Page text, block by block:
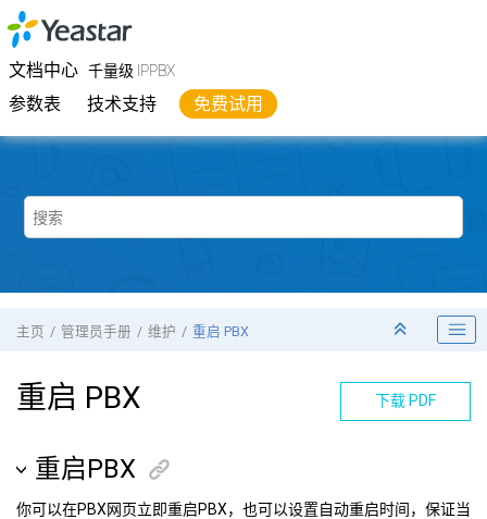
跳转到主要内容
文档中心 千量级 IPPBX
参数表 技术支持 免费试用
Yeastar千量级 IPPBX
主页 管理员手册 维护 重启 PBX
下载 PDF
重启 PBX
重启PBX
你可以在PBX网页立即重启PBX，也可以设置自动重启时间，保证当